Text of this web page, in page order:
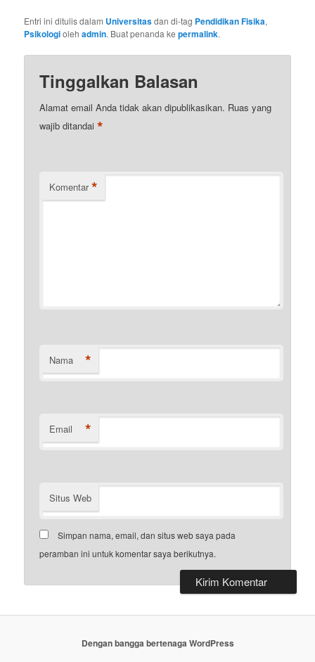
Entri ini ditulis dalam Universitasdan di-tag Pendidikan Fisika,
Psikologiolehadmin. Buat penanda kepermalink.
Tinggalkan Balasan
Alamat email Anda tidak akan dipublikasikan. Ruas yang
wajib ditandai*
Komentar *
Nama *
Email *
Situs Web
Simpan nama, email, dan situs web saya pada
peramban ini untuk komentar saya berikutnya.
Dengan bangga bertenaga WordPress